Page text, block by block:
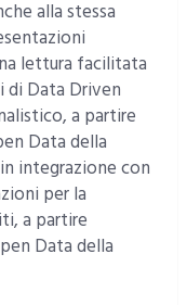
alla stessa
lettura facilitata
di Data Driven
a partire
Data della
integrazione con
per la
a partire
Data della